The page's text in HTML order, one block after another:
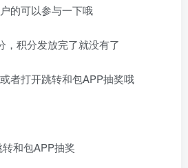
的可以参与一下哦
，积分发放完了就没有了
者打开跳转和包APP抽奖哦
和包APP抽奖